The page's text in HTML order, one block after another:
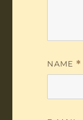
NAME *